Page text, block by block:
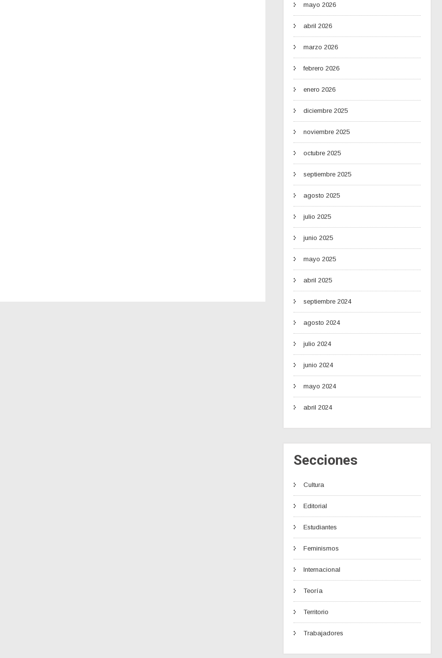
mayo 2026
abril 2026
marzo 2026
febrero 2026
enero 2026
diciembre 2025
noviembre 2025
octubre 2025
septiembre 2025
agosto 2025
julio 2025
junio 2025
mayo 2025
abril 2025
septiembre 2024
agosto 2024
julio 2024
junio 2024
mayo 2024
abril 2024
Secciones
Cultura
Editorial
Estudiantes
Feminismos
Internacional
Teoría
Territorio
Trabajadores